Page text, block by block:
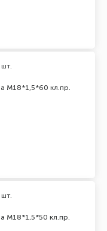
M18*1,5*60 кл.пр.
шт.
M18*1,5*50 кл.пр.
шт.